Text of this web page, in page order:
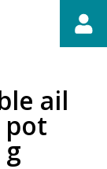
ail
pot